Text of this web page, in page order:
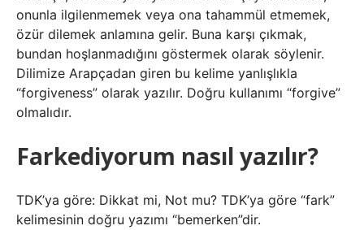
onunla ilgilenmemek veya ona tahammül etmemek,
özür dilemek anlamına gelir. Buna karşı çıkmak,
bundan hoşlanmadığını göstermek olarak söylenir.
Dilimize Arapçadan giren bu kelime yanlışlıkla
“forgiveness” olarak yazılır. Doğru kullanımı “forgive”
olmalıdır.
Farkediyorum nasıl yazılır?
TDK’ya göre: Dikkat mi, Not mu? TDK’ya göre “fark”
kelimesinin doğru yazımı “bemerken”dir.